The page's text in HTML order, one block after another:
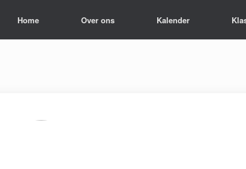
Home Over ons Kalender